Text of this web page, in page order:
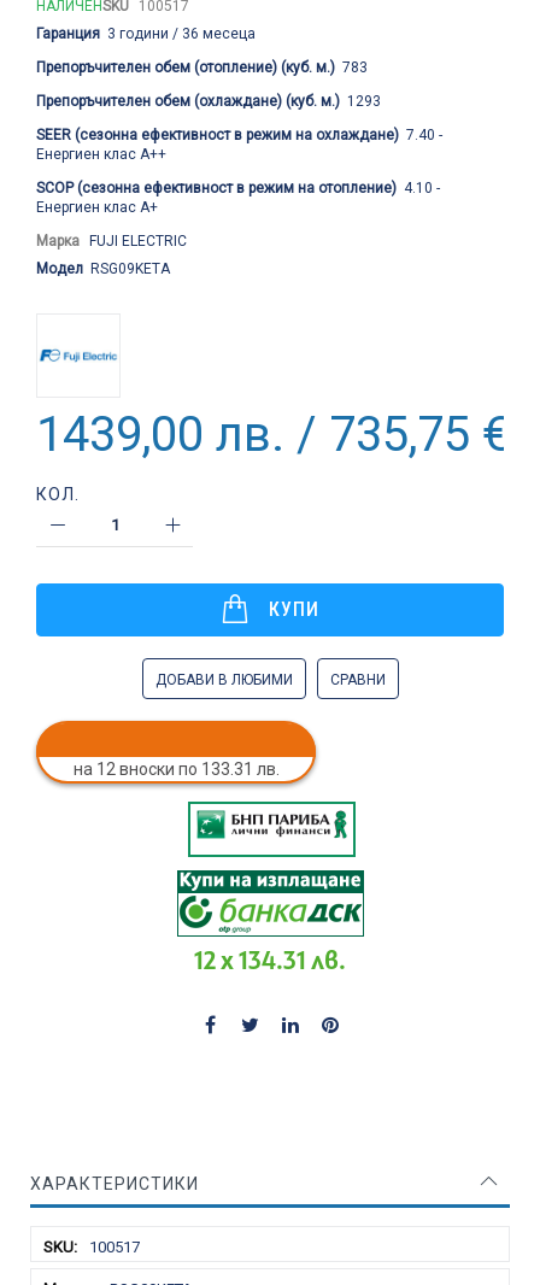
НАЛИЧЕНSKU
100517
Гаранция 3 години / 36 месеца
Препоръчителен обем (отопление) (куб. м.) 783
Препоръчителен обем (охлаждане) (куб. м.) 1293
SEER (сезонна ефективност в режим на охлаждане) 7.40 -
Енергиен клас А++
SCOP (сезонна ефективност в режим на отопление) 4.10 -
Енергиен клас А+
Марка FUJI ELECTRIC
Модел RSG09KETA
1439,00 лв. / 735,75 €
КОЛ.
КУПИ
ДОБАВИ В ЛЮБИМИ СРАВНИ
на 12 вноски по 133.31 лв.
12 x 134.31 лв.
ХАРАКТЕРИСТИКИ
100517